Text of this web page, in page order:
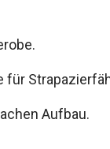
für
Aufbau.